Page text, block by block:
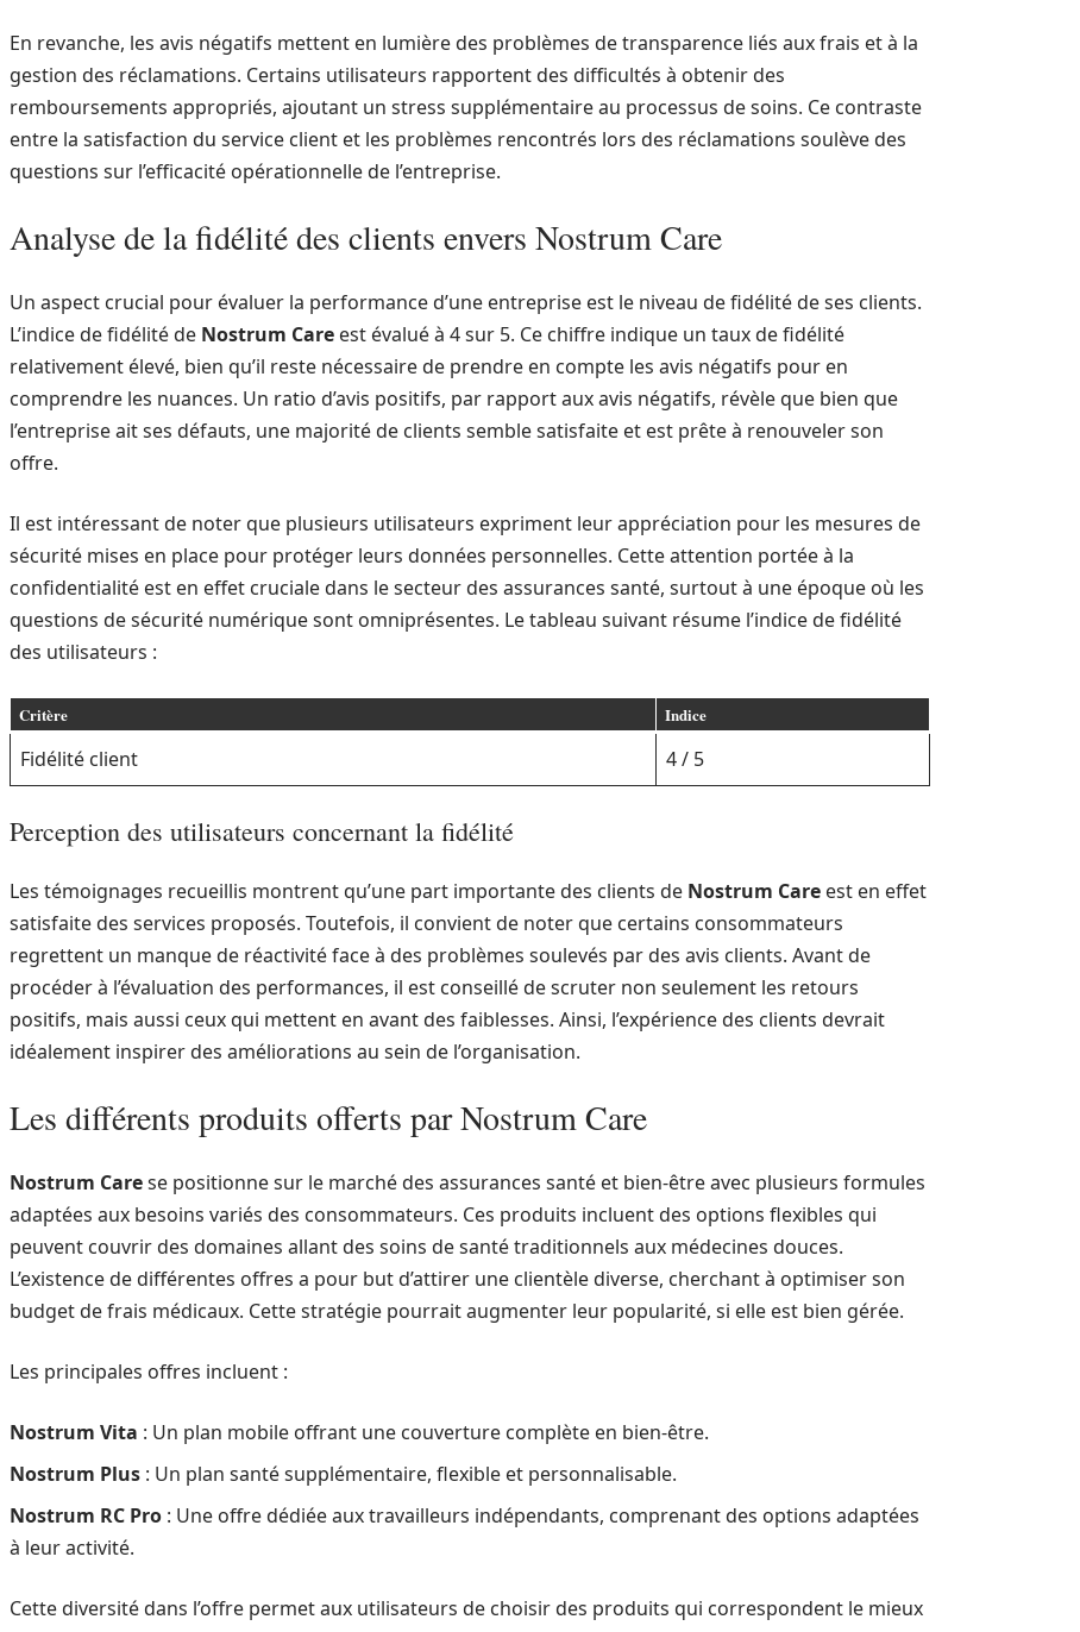
En revanche, les avis négatifs mettent en lumière des problèmes de transparence liés aux frais et à la
gestion des réclamations. Certains utilisateurs rapportent des difficultés à obtenir des
remboursements appropriés, ajoutant un stress supplémentaire au processus de soins. Ce contraste
entre la satisfaction du service client et les problèmes rencontrés lors des réclamations soulève des
questions sur l’efficacité opérationnelle de l’entreprise.
Analyse de la fidélité des clients envers Nostrum Care
Un aspect crucial pour évaluer la performance d’une entreprise est le niveau de fidélité de ses clients.
L’indice de fidélité de Nostrum Care est évalué à 4 sur 5. Ce chiffre indique un taux de fidélité
relativement élevé, bien qu’il reste nécessaire de prendre en compte les avis négatifs pour en
comprendre les nuances. Un ratio d’avis positifs, par rapport aux avis négatifs, révèle que bien que
l’entreprise ait ses défauts, une majorité de clients semble satisfaite et est prête à renouveler son
offre.
Il est intéressant de noter que plusieurs utilisateurs expriment leur appréciation pour les mesures de
sécurité mises en place pour protéger leurs données personnelles. Cette attention portée à la
confidentialité est en effet cruciale dans le secteur des assurances santé, surtout à une époque où les
questions de sécurité numérique sont omniprésentes. Le tableau suivant résume l’indice de fidélité
des utilisateurs :
Critère Indice
Fidélité client 4 / 5
Perception des utilisateurs concernant la fidélité
Les témoignages recueillis montrent qu’une part importante des clients de Nostrum Care est en effet
satisfaite des services proposés. Toutefois, il convient de noter que certains consommateurs
regrettent un manque de réactivité face à des problèmes soulevés par des avis clients. Avant de
procéder à l’évaluation des performances, il est conseillé de scruter non seulement les retours
positifs, mais aussi ceux qui mettent en avant des faiblesses. Ainsi, l’expérience des clients devrait
idéalement inspirer des améliorations au sein de l’organisation.
Les différents produits offerts par Nostrum Care
Nostrum Carese positionne sur le marché des assurances santé et bien-être avec plusieurs formules
adaptées aux besoins variés des consommateurs. Ces produits incluent des options flexibles qui
peuvent couvrir des domaines allant des soins de santé traditionnels aux médecines douces.
L’existence de différentes offres a pour but d’attirer une clientèle diverse, cherchant à optimiser son
budget de frais médicaux. Cette stratégie pourrait augmenter leur popularité, si elle est bien gérée.
Les principales offres incluent :
Nostrum Vita : Un plan mobile offrant une couverture complète en bien-être.
Nostrum Plus : Un plan santé supplémentaire, flexible et personnalisable.
Nostrum RC Pro : Une offre dédiée aux travailleurs indépendants, comprenant des options adaptées
à leur activité.
Cette diversité dans l’offre permet aux utilisateurs de choisir des produits qui correspondent le mieux